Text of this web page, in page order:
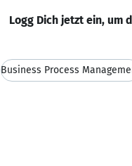
Logg Dich jetzt ein, um
Business Process